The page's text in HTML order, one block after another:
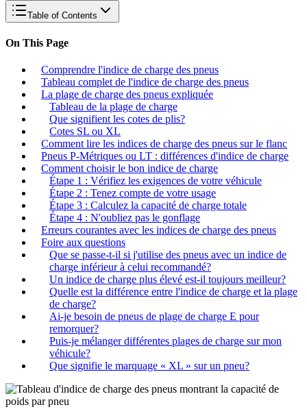
Table of Contents
On This Page
Comprendre l'indice de charge des pneus
Tableau complet de l'indice de charge des pneus
La plage de charge des pneus expliquée
Tableau de la plage de charge
Que signifient les cotes de plis?
Cotes SL ou XL
Comment lire les indices de charge des pneus sur le flanc
Pneus P-Métriques ou LT : différences d'indice de charge
Comment choisir le bon indice de charge
Étape 1 : Vérifiez les exigences de votre véhicule
Étape 2 : Tenez compte de votre usage
Étape 3 : Calculez la capacité de charge totale
Étape 4 : N'oubliez pas le gonflage
Erreurs courantes avec les indices de charge des pneus
Foire aux questions
Que se passe-t-il si j'utilise des pneus avec un indice de
charge inférieur à celui recommandé?
Un indice de charge plus élevé est-il toujours meilleur?
Quelle est la différence entre l'indice de charge et la plage
de charge?
Ai-je besoin de pneus de plage de charge E pour
remorquer?
Puis-je mélanger différentes plages de charge sur mon
véhicule?
Que signifie le marquage « XL » sur un pneu?